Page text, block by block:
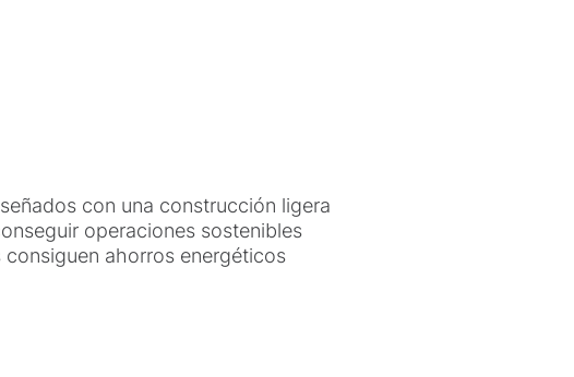
con una construcción ligera
operaciones sostenibles
ahorros energéticos